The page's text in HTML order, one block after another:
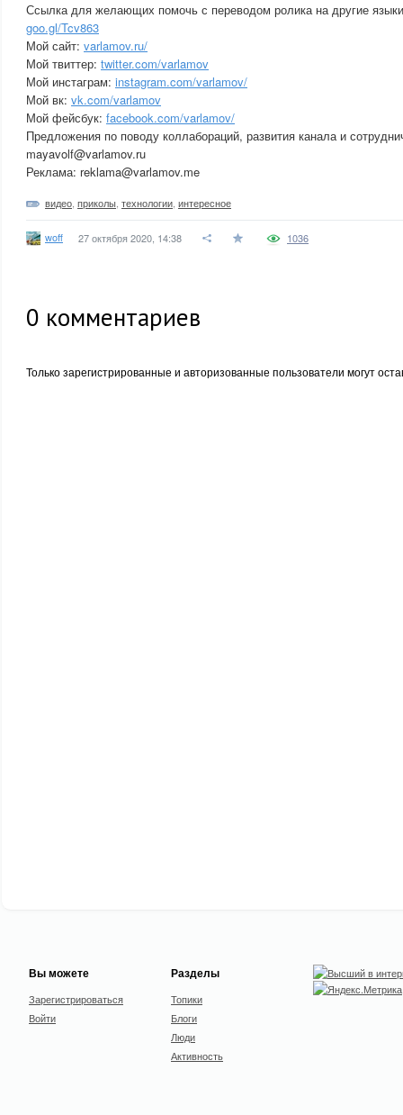
Ссылка для желающих помочь с переводом ролика на другие
goo.gl/Tcv863
Мой сайт: varlamov.ru/
Мой твиттер: twitter.com/varlamov
Мой инстаграм: instagram.com/varlamov/
Мой вк: vk.com/varlamov
Мой фейсбук: facebook.com/varlamov/
Предложения по поводу коллабораций, развития канала и
mayavolf@varlamov.ru
Реклама: reklama@varlamov.me
видео приколы технологии интересное
woff 27 октября 2020, 14:38 1036
0 комментариев
Только зарегистрированные и авторизованные пользователи могут
Вы можете
Зарегистрироваться
Войти
Разделы
Топики
Блоги
Люди
Активность